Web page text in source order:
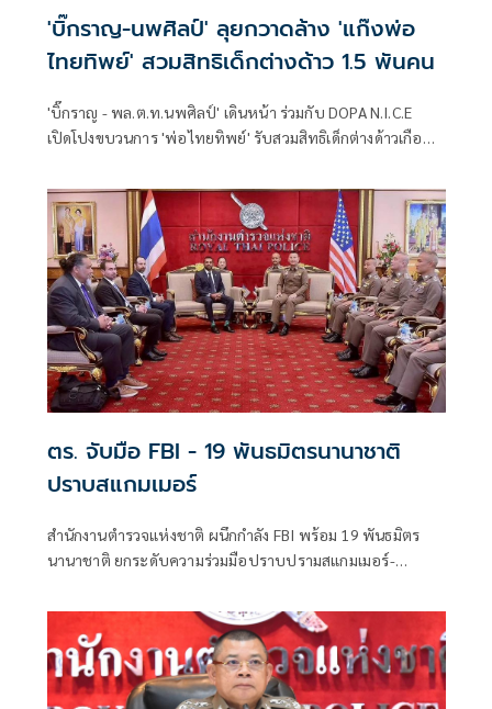
'บิ๊กราญ-นพศิลป์' ลุยกวาดล้าง 'แก๊งพ่อ
ไทยทิพย์' สวมสิทธิเด็กต่างด้าว 1.5 พันคน
'บิ๊กราญ - พล.ต.ท.นพศิลป์' เดินหน้า ร่วมกับ DOPA N.I.C.E
เปิดโปงขบวนการ 'พ่อไทยทิพย์' รับสวมสิทธิเด็กต่างด้าวเกือบ
ตร. จับมือ FBI - 19 พันธมิตรนานาชาติ
ปราบสแกมเมอร์
สำนักงานตำรวจแห่งชาติ ผนึกกำลัง FBI พร้อม 19 พันธมิตร
นานาชาติ ยกระดับความร่วมมือปราบปรามสแกมเมอร์-